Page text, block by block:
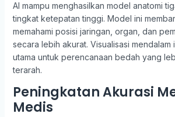
AI mampu menghasilkan model anatomi
tingkat ketepatan tinggi. Model ini
memahami posisi jaringan, organ, dan
secara lebih akurat. Visualisasi mendalam
utama untuk perencanaan bedah yang
terarah.
Peningkatan Akurasi
Medis